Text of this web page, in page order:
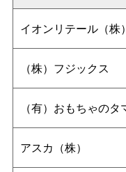
イオンリテール（株）
（株）フジックス
（有）おもちゃのタ
アスカ（株）